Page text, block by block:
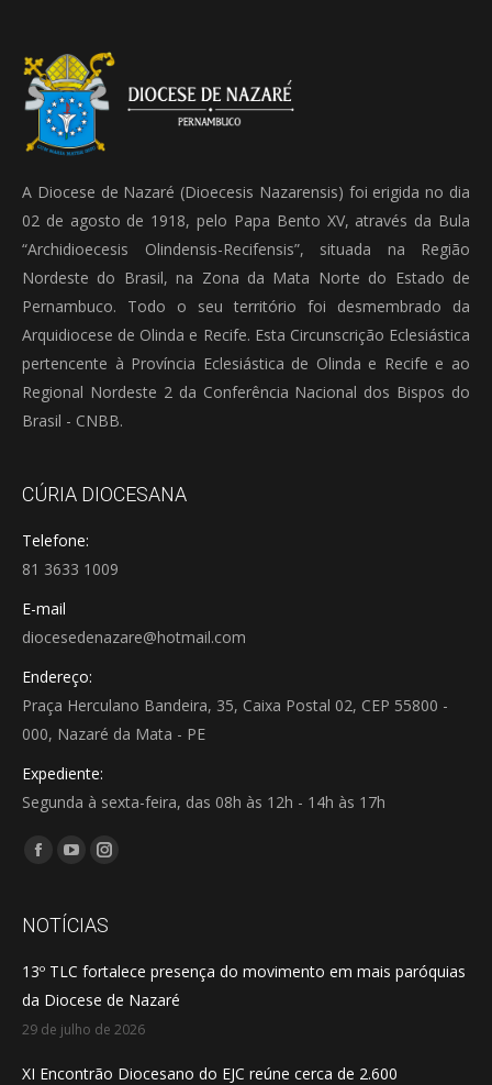
A Diocese de Nazaré (Dioecesis Nazarensis) foi erigida no dia
02 de agosto de 1918, pelo Papa Bento XV, através da Bula
“Archidioecesis Olindensis-Recifensis”, situada na Região
Nordeste do Brasil, na Zona da Mata Norte do Estado de
Pernambuco. Todo o seu território foi desmembrado da
Arquidiocese de Olinda e Recife. Esta Circunscrição Eclesiástica
pertencente à Província Eclesiástica de Olinda e Recife e ao
Regional Nordeste 2 da Conferência Nacional dos Bispos do
Brasil - CNBB.
CÚRIA DIOCESANA
Telefone:
81 3633 1009
E-mail
diocesedenazare@hotmail.com
Endereço:
Praça Herculano Bandeira, 35, Caixa Postal 02, CEP 55800 -
000, Nazaré da Mata - PE
Expediente:
Segunda à sexta-feira, das 08h às 12h - 14h às 17h
Encontre-nos em:
Facebook
opens
new
window
YouTube
opens
new
window
Instagram
opens
new
window
NOTÍCIAS
13º TLC fortalece presença do movimento em mais paróquias
da Diocese de Nazaré
29 de julho de 2026
XI Encontrão Diocesano do EJC reúne cerca de 2.600